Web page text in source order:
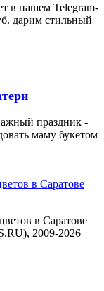
в нашем Telegram-
дарим стильный
праздник -
маму букетом
в Саратове
, 2009-2026